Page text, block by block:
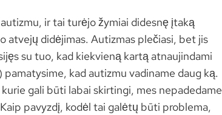
ir tai turėjo žymiai didesnę įtaką
atvejų didėjimas. Autizmas plečiasi, bet jis
su tuo, kad kiekvieną kartą atnaujindami
kad autizmu vadiname daug ką.
gali būti labai skirtingi, mes nepadedame
pavyzdį, kodėl tai galėtų būti problema,